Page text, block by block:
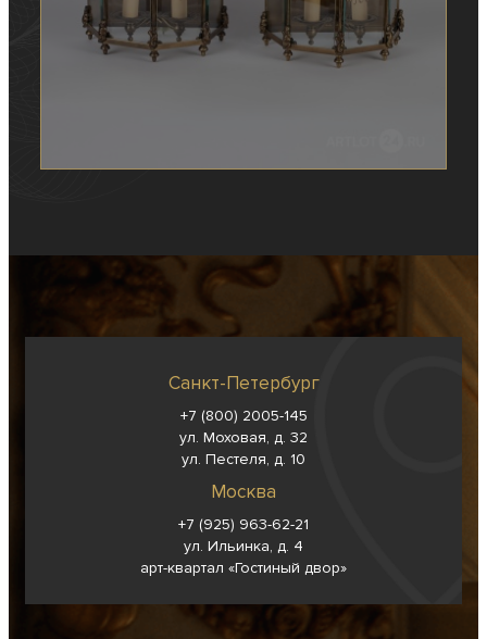
Санкт-Петербург
+7 (800) 2005-145
ул. Моховая, д. 32
ул. Пестеля, д. 10
Москва
+7 (925) 963-62-21
ул. Ильинка, д. 4
арт-квартал «Гостиный двор»